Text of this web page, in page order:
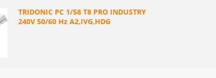
TRIDONIC PC 1/58 T8 PRO INDUSTRY
240V 50/60 Hz A2,IVG,HDG